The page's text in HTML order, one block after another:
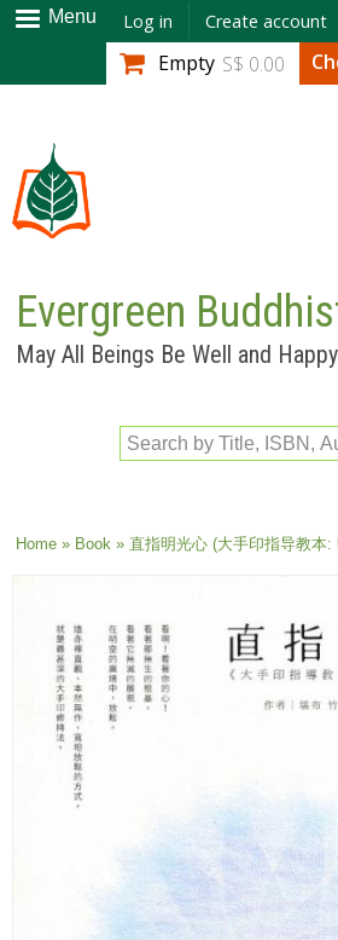
Skip to
main
content
Menu Log in Create account
Empty S$ 0.00
Evergreen
May All Beings Be Well and
Search by Title, ISBN,
You are here
Home» Book» 直指明光心 (大手印指导教本: